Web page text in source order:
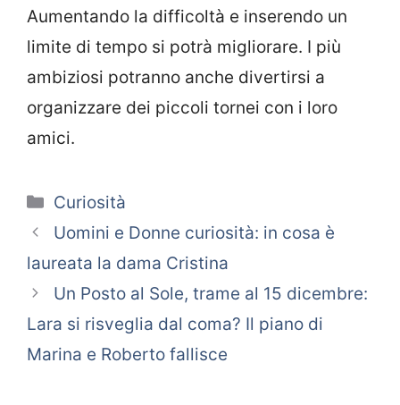
Aumentando la difficoltà e inserendo un
limite di tempo si potrà migliorare. I più
ambiziosi potranno anche divertirsi a
organizzare dei piccoli tornei con i loro
amici.
Categorie
Curiosità
Uomini e Donne curiosità: in cosa è
laureata la dama Cristina
Un Posto al Sole, trame al 15 dicembre:
Lara si risveglia dal coma? Il piano di
Marina e Roberto fallisce